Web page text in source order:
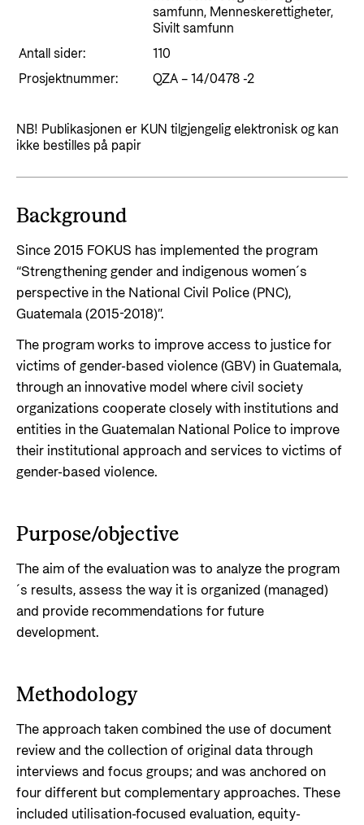
Styresett og økonomisk utvikling
Statsgarantiordningen for investeringer i
fornybar energi
Partnerfordeling
Evalueringer (Norec)
Historie
Kontakt
Kontakt oss
Presse og media
Logo
Postjournal
Personvern
samfunn, Menneskerettigheter,
Sivilt samfunn
Antall sider:
110
Prosjektnummer:
QZA – 14/0478 -2
NB! Publikasjonen er KUN tilgjengelig elektronisk og kan
ikke bestilles på papir
Background
Since 2015 FOKUS has implemented the program
“Strengthening gender and indigenous women´s
perspective in the National Civil Police (PNC),
Guatemala (2015-2018)”.
The program works to improve access to justice for
victims of gender-based violence (GBV) in Guatemala,
through an innovative model where civil society
organizations cooperate closely with institutions and
entities in the Guatemalan National Police to improve
their institutional approach and services to victims of
gender-based violence.
Purpose/objective
The aim of the evaluation was to analyze the program
´s results, assess the way it is organized (managed)
and provide recommendations for future
development.
Methodology
The approach taken combined the use of document
review and the collection of original data through
interviews and focus groups; and was anchored on
four different but complementary approaches. These
included utilisation-focused evaluation, equity-